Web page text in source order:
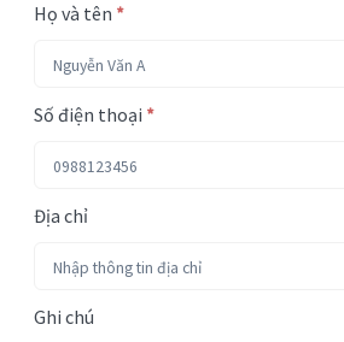
Họ và tên *
Số điện thoại *
Địa chỉ
Ghi chú